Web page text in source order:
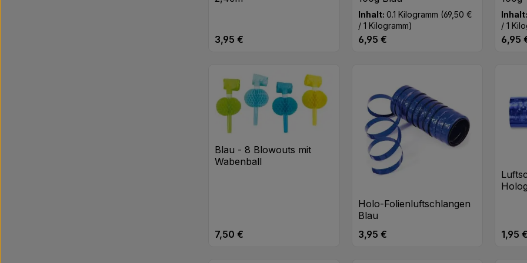
Regulärer Preis:
3,95 €
Produkt Anzahl: Gib den gewünschten
Stk
Inhalt: 0.1 Kilogramm (69,50 €
/ 1 Kilogramm)
Regulärer Preis:
6,95 €
/ 1
6,95
Blau - 8 Blowouts mit
Wabenball
Regulärer Preis:
7,50 €
Holo-Folienluftschlangen
Blau
Regulärer Preis:
3,95 € 1,95